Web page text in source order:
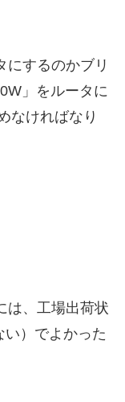
にするのかブリ
」をルータに
なければなり
は、工場出荷状
）でよかった